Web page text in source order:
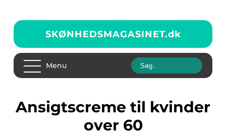
SKØNHEDSMAGASINET.dk
Menu
ansigtscreme til kvinder
over 60